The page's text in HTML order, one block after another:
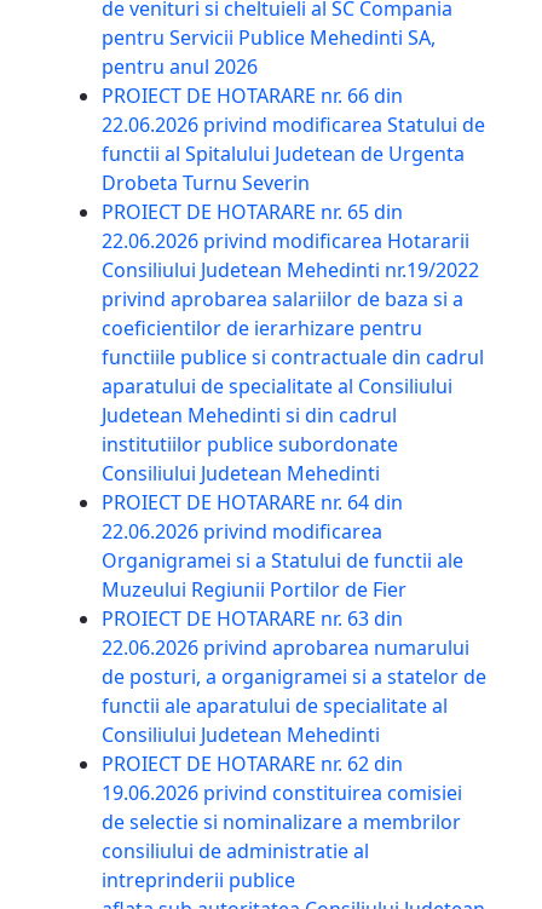
de venituri si cheltuieli al SC Compania
pentru Servicii Publice Mehedinti SA,
pentru anul 2026
PROIECT DE HOTARARE nr. 66 din
22.06.2026 privind modificarea Statului de
functii al Spitalului Judetean de Urgenta
Drobeta Turnu Severin
PROIECT DE HOTARARE nr. 65 din
22.06.2026 privind modificarea Hotararii
Consiliului Judetean Mehedinti nr.19/2022
privind aprobarea salariilor de baza si a
coeficientilor de ierarhizare pentru
functiile publice si contractuale din cadrul
aparatului de specialitate al Consiliului
Judetean Mehedinti si din cadrul
institutiilor publice subordonate
Consiliului Judetean Mehedinti
PROIECT DE HOTARARE nr. 64 din
22.06.2026 privind modificarea
Organigramei si a Statului de functii ale
Muzeului Regiunii Portilor de Fier
PROIECT DE HOTARARE nr. 63 din
22.06.2026 privind aprobarea numarului
de posturi, a organigramei si a statelor de
functii ale aparatului de specialitate al
Consiliului Judetean Mehedinti
PROIECT DE HOTARARE nr. 62 din
19.06.2026 privind constituirea comisiei
de selectie si nominalizare a membrilor
consiliului de administratie al
intreprinderii publice